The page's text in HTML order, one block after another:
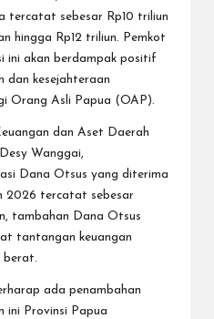
tercatat sebesar Rp10 triliun
hingga Rp12 triliun. Pemkot
ini akan berdampak positif
dan kesejahteraan
Orang Asli Papua (OAP).
dan Aset Daerah
Wanggai,
Dana Otsus yang diterima
2026 tercatat sebesar
tambahan Dana Otsus
tantangan keuangan
berat.
ada penambahan
ini Provinsi Papua